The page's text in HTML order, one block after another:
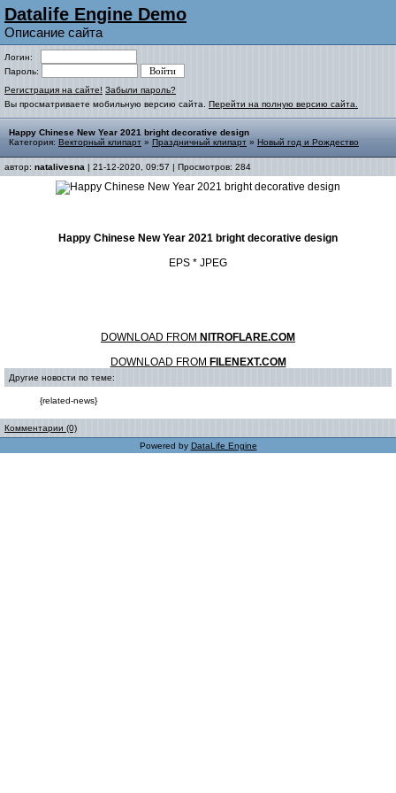
Datalife Engine Demo
Описание сайта
Логин:
Пароль:
Регистрация на сайте! Забыли пароль?
Вы просматриваете мобильную версию сайта. Перейти на полную версию сайта.
Happy Chinese New Year 2021 bright decorative design
Категория: Векторный клипарт » Праздничный клипарт » Новый год и Рождество
автор: natalivesna | 21-12-2020, 09:57 | Просмотров: 284
Happy Chinese New Year 2021 bright decorative design
EPS * JPEG
DOWNLOAD FROM NITROFLARE.COM
DOWNLOAD FROM FILENEXT.COM
Другие новости по теме:
{related-news}
Комментарии (0)
Powered by DataLife Engine